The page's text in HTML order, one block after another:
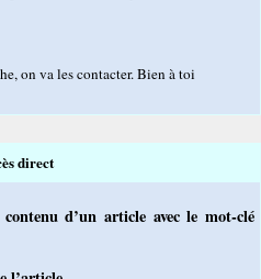
on va les contacter. Bien à toi
direct
d’un article avec le mot-clé